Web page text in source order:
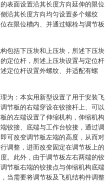
表面设置沿其长度方向延伸的限位
沿其长度方向均匀设置多个螺纹
在限位槽内、并通过螺栓与调节板
包括下压块和上压块，所述下压块
定位杆，所述上压块设置与定位杆
定位杆设置外螺纹、并适配有螺
为：本实用新型设置了用于安装飞
节板的右端穿设在铰接杆上、可以
的左端设置了伸缩机构，伸缩机构
铰接、底端与工作台铰接，通过调
可改变调节板左端的高度，从而对
调整，进而改变固定在调节板上的
。此外，由于调节板左右两端的铰
节板右端的铰接点与伸缩机构底端
当需要将调节板及飞机结构件调整